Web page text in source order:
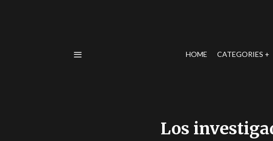
HOME CATEGORIES
Los